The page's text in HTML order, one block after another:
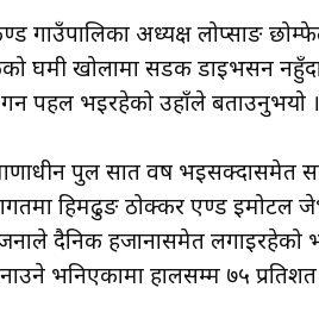
गाउँपालिका अध्यक्ष लोप्साङ
घमी खोलामा सडक डाइभर्सन
गर्न पहल भइरहेको उहाँले बताउनुभयो ।
पुल सात वर्ष
हिमढुङ ठोक्कर एण्ड इमोटल
दैनिक हर्जानासमेत
भनिएकामा हालसम्म ७५